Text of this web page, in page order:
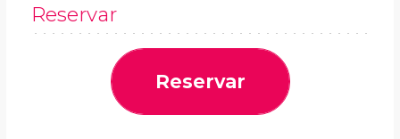
Reservar
Reservar